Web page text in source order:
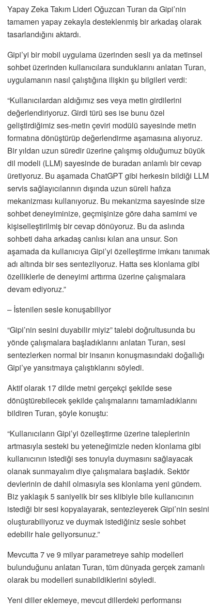
Yapay Zeka Takım Lideri Oğuzcan Turan da Gipi’nin
tamamen yapay zekayla desteklenmiş bir arkadaş olarak
tasarlandığını aktardı.
Gipi’yi bir mobil uygulama üzerinden sesli ya da metinsel
sohbet üzerinden kullanıcılara sunduklarını anlatan Turan,
uygulamanın nasıl çalıştığına ilişkin şu bilgileri verdi:
“Kullanıcılardan aldığımız ses veya metin girdilerini
değerlendiriyoruz. Girdi türü ses ise bunu özel
geliştirdiğimiz ses-metin çeviri modülü sayesinde metin
formatına dönüştürüp değerlendirme aşamasına alıyoruz.
Bir yıldan uzun süredir üzerine çalışmış olduğumuz büyük
dil modeli (LLM) sayesinde de buradan anlamlı bir cevap
üretiyoruz. Bu aşamada ChatGPT gibi herkesin bildiği LLM
servis sağlayıcılarının dışında uzun süreli hafıza
mekanizması kullanıyoruz. Bu mekanizma sayesinde size
sohbet deneyiminize, geçmişinize göre daha samimi ve
kişiselleştirilmiş bir cevap dönüyoruz. Bu da aslında
sohbeti daha arkadaş canlısı kılan ana unsur. Son
aşamada da kullanıcıya Gipi’yi özelleştirme imkanı tanımak
adı altında bir ses sentezliyoruz. Hatta ses klonlama gibi
özelliklerle de deneyimi arttırma üzerine çalışmalara
devam ediyoruz.”
– İstenilen sesle konuşabiliyor
“Gipi’nin sesini duyabilir miyiz” talebi doğrultusunda bu
yönde çalışmalara başladıklarını anlatan Turan, sesi
sentezlerken normal bir insanın konuşmasındaki doğallığı
Gipi’ye yansıtmaya çalıştıklarını söyledi.
Aktif olarak 17 dilde metni gerçekçi şekilde sese
dönüştürebilecek şekilde çalışmalarını tamamladıklarını
bildiren Turan, şöyle konuştu:
“Kullanıcıların Gipi’yi özelleştirme üzerine taleplerinin
artmasıyla sesteki bu yeteneğimizle neden klonlama gibi
kullanıcının istediği ses tonuyla duymasını sağlayacak
olanak sunmayalım diye çalışmalara başladık. Sektör
devlerinin de dahil olmasıyla ses klonlama yeni gündem.
Biz yaklaşık 5 saniyelik bir ses klibiyle bile kullanıcının
istediği bir sesi kopyalayarak, sentezleyerek Gipi’nin sesini
oluşturabiliyoruz ve duymak istediğiniz sesle sohbet
edebilir hale geliyorsunuz.”
Mevcutta 7 ve 9 milyar parametreye sahip modelleri
bulunduğunu anlatan Turan, tüm dünyada gerçek zamanlı
olarak bu modelleri sunabildiklerini söyledi.
Yeni diller eklemeye, mevcut dillerdeki performansı